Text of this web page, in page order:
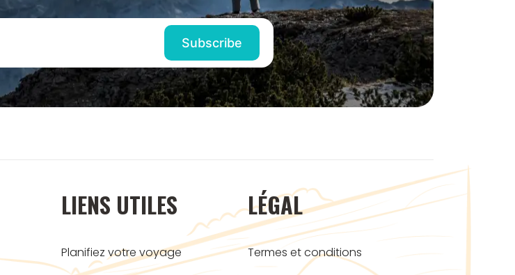
LIENS UTILES
Planifiez votre voyage
LÉGAL
Termes et conditions